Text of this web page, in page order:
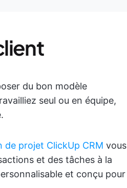
du bon modèle
seul ou en équipe,
de projet ClickUp CRM vous
et des tâches à la
et conçu pour